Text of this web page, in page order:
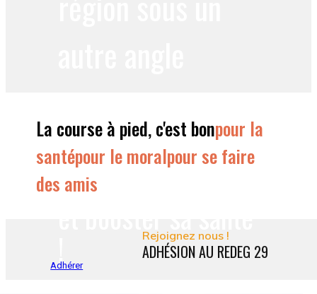
Courir à son
rythme
La course à pied, c'est bonpour la
santépour le moralpour se faire
des amis
Rejoignez nous !
ADHÉSION AU REDEG 29
Adhérer